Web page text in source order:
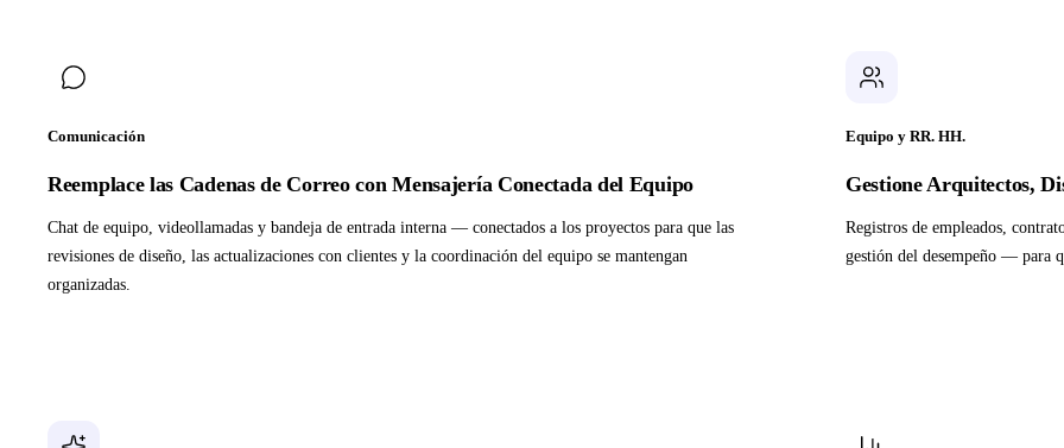
Comunicación
Reemplace las Cadenas de Correo con Mensajería Conectada del Equipo
Chat de equipo, videollamadas y bandeja de entrada interna — conectados a los proyectos para que las
revisiones de diseño, las actualizaciones con clientes y la coordinación del equipo se mantengan
organizadas.
Equipo y RR. HH.
Gestione Arquitectos,
Registros de empleados,
gestión del desempeño — para